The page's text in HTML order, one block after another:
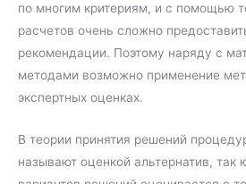
по многим критериям, и с помощью
расчетов очень сложно
рекомендации. Поэтому наряду с
методами возможно применение
экспертных оценках.
В теории принятия решений
называют оценкой альтернатив, так